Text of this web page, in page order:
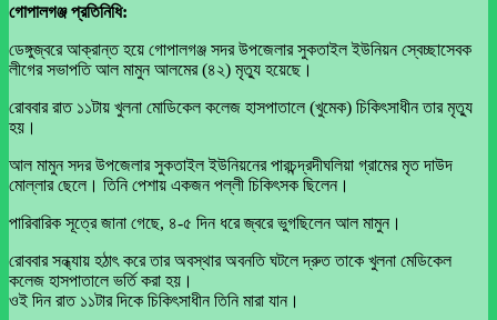
গোপালগঞ্জ প্রতিনিধি:
ডেঙ্গুজ্বরে আক্রান্ত হয়ে গোপালগঞ্জ সদর উপজেলার সুকতাইল ইউনিয়ন স্বেচ্ছাসেবক
লীগের সভাপতি আল মামুন আলমের (৪২) মৃত্যু হয়েছে।
রোববার রাত ১১টায় খুলনা মোডিকেল কলেজ হাসপাতালে (খুমেক) চিকিৎসাধীন তার মৃত্যু
হয়।
আল মামুন সদর উপজেলার সুকতাইল ইউনিয়নের পারচন্দ্রদীঘলিয়া গ্রামের মৃত দাউদ
মোল্লার ছেলে। তিনি পেশায় একজন পল্লী চিকিৎসক ছিলেন।
পারিবারিক সূত্রে জানা গেছে, ৪-৫ দিন ধরে জ্বরে ভুগছিলেন আল মামুন।
রোববার সন্ধ্যায় হঠাৎ করে তার অবস্থার অবনতি ঘটলে দ্রুত তাকে খুলনা মেডিকেল
কলেজ হাসপাতালে ভর্তি করা হয়।
ওই দিন রাত ১১টার দিকে চিকিৎসাধীন তিনি মারা যান।